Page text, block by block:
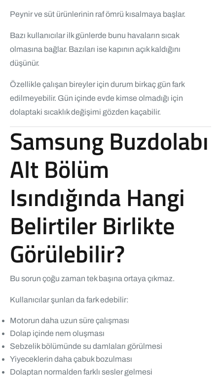
Peynir ve süt ürünlerinin raf ömrü kısalmaya başlar.
Bazı kullanıcılar ilk günlerde bunu havaların sıcak
olmasına bağlar. Bazıları ise kapının açık kaldığını
düşünür.
Özellikle çalışan bireyler için durum birkaç gün fark
edilmeyebilir. Gün içinde evde kimse olmadığı için
dolaptaki sıcaklık değişimi gözden kaçabilir.
Samsung Buzdolabı
Alt Bölüm
Isındığında Hangi
Belirtiler Birlikte
Görülebilir?
Bu sorun çoğu zaman tek başına ortaya çıkmaz.
Kullanıcılar şunları da fark edebilir:
Motorun daha uzun süre çalışması
Dolap içinde nem oluşması
Sebzelik bölümünde su damlaları görülmesi
Yiyeceklerin daha çabuk bozulması
Dolaptan normalden farklı sesler gelmesi